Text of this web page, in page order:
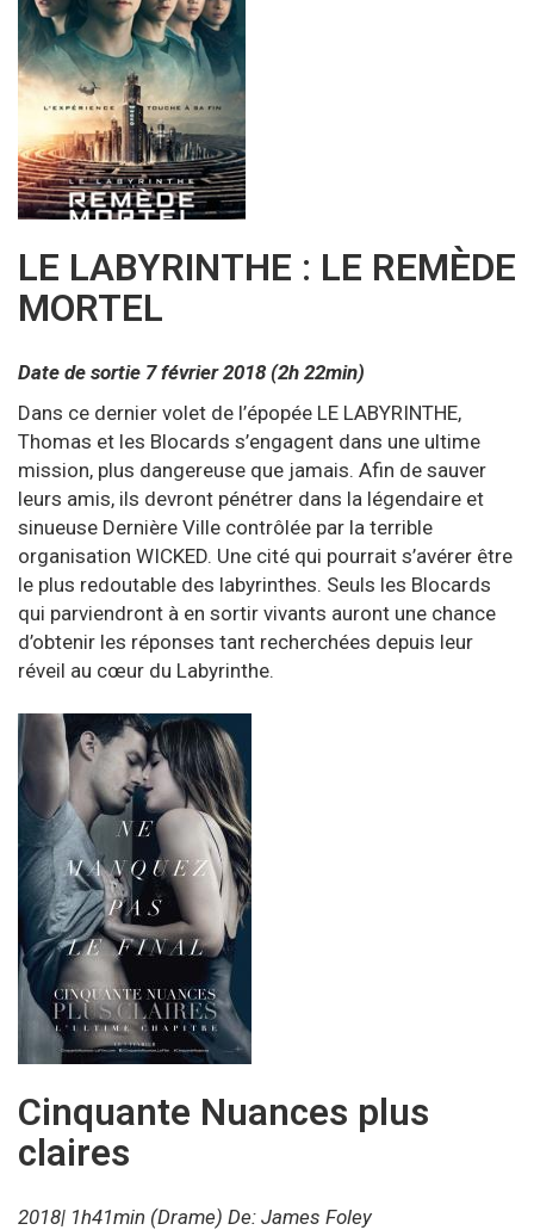
LE LABYRINTHE : LE REMÈDE
MORTEL
Date de sortie 7 février 2018 (2h 22min)
Dans ce dernier volet de l’épopée LE LABYRINTHE,
Thomas et les Blocards s’engagent dans une ultime
mission, plus dangereuse que jamais. Afin de sauver
leurs amis, ils devront pénétrer dans la légendaire et
sinueuse Dernière Ville contrôlée par la terrible
organisation WICKED. Une cité qui pourrait s’avérer être
le plus redoutable des labyrinthes. Seuls les Blocards
qui parviendront à en sortir vivants auront une chance
d’obtenir les réponses tant recherchées depuis leur
réveil au cœur du Labyrinthe.
Cinquante Nuances plus
claires
2018| 1h41min (Drame) De: James Foley